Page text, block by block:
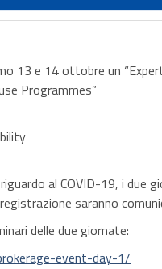
13 e 14 ottobre un
Programmes”
al COVID-19, i due
saranno
delle due giornate:
event-day-1/